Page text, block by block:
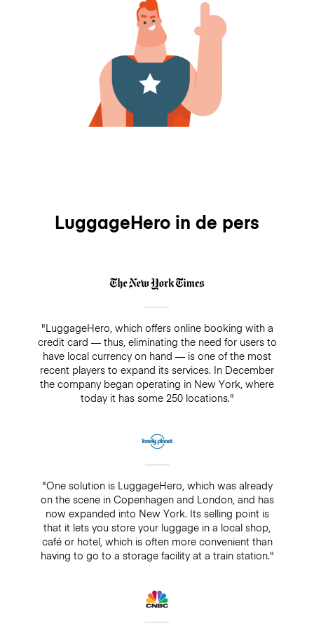
LuggageHero in de pers
"LuggageHero, which offers online booking with a
credit card — thus, eliminating the need for users to
have local currency on hand — is one of the most
recent players to expand its services. In December
the company began operating in New York, where
today it has some 250 locations."
"One solution is LuggageHero, which was already
on the scene in Copenhagen and London, and has
now expanded into New York. Its selling point is
that it lets you store your luggage in a local shop,
café or hotel, which is often more convenient than
having to go to a storage facility at a train station."